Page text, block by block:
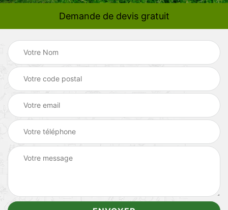
Demande de devis gratuit